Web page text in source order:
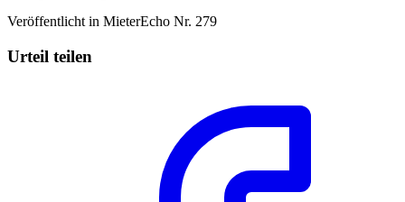
Veröffentlicht in MieterEcho Nr. 279
Urteil teilen